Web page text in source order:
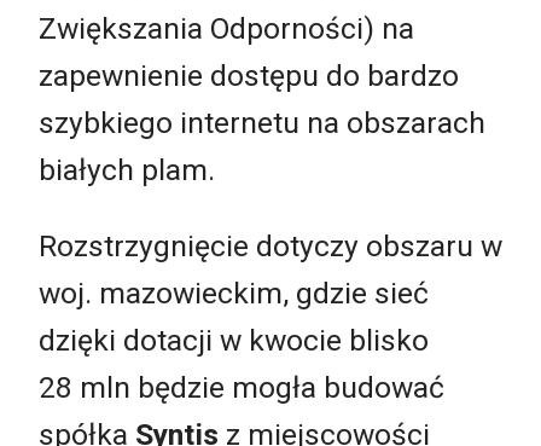
Zwiększania Odporności) na
zapewnienie dostępu do bardzo
szybkiego internetu na obszarach
białych plam.
Rozstrzygnięcie dotyczy obszaru w
woj. mazowieckim, gdzie sieć
dzięki dotacji w kwocie blisko
28 mln będzie mogła budować
spółka Syntis z miejscowości